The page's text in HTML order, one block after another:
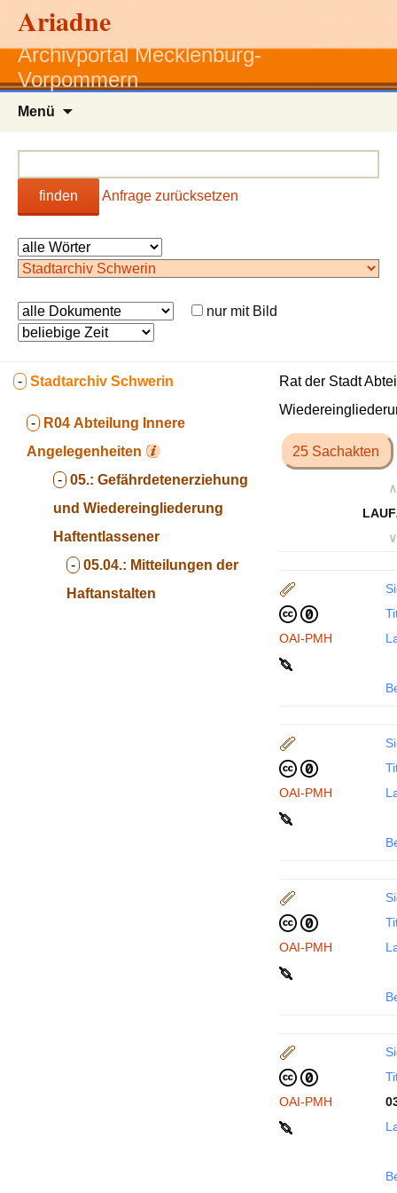
Ariadne
Archivportal Mecklenburg-
Vorpommern
Menü
finden Anfrage zurücksetzen
nur mit Bild
- Stadtarchiv Schwerin
- R04 Abteilung Innere
Angelegenheiten
- 05.: Gefährdetenerziehung
und Wiedereingliederung
Haftentlassener
- 05.04.: Mitteilungen der
Haftanstalten
Rat der Stadt
25 Sachakten
∧
∨
OAI-PMH
OAI-PMH
OAI-PMH
OAI-PMH